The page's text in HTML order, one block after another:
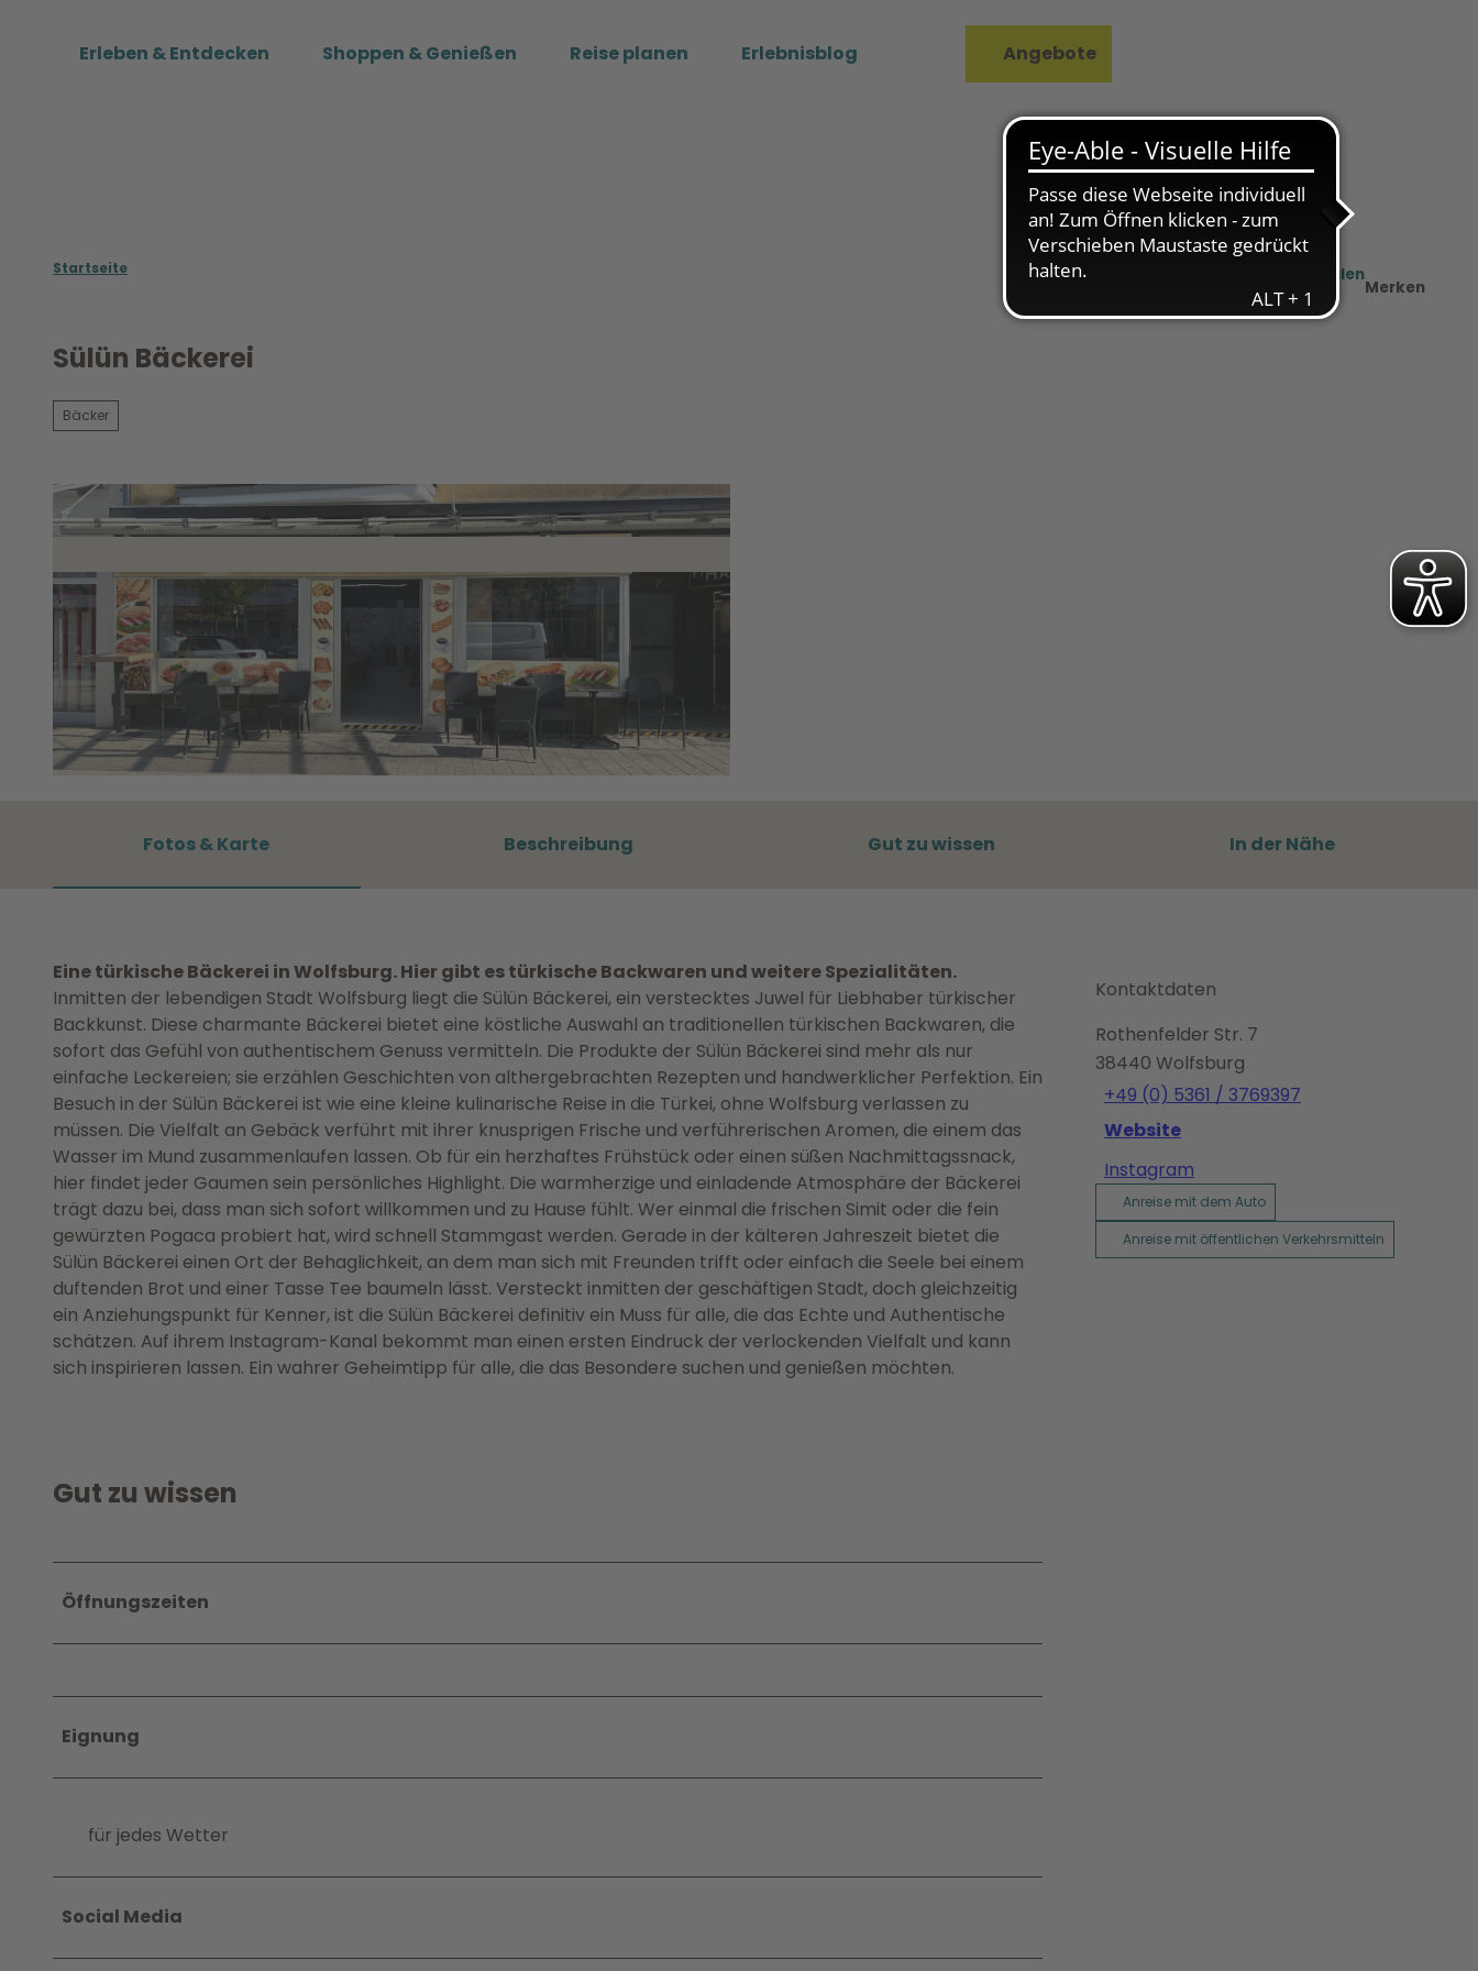
Erleben & Entdecken Shoppen & Genießen Reise planen Erlebnisblog Angebote
Startseite
PDF
Teilen
Merken
Sülün Bäckerei
Bäcker
Fotos & Karte Beschreibung Gut zu wissen In der Nähe
Eine türkische Bäckerei in Wolfsburg. Hier gibt es türkische Backwaren und weitere Spezialitäten.
Inmitten der lebendigen Stadt Wolfsburg liegt die Sülün Bäckerei, ein verstecktes Juwel für Liebhaber türkischer
Backkunst. Diese charmante Bäckerei bietet eine köstliche Auswahl an traditionellen türkischen Backwaren, die
sofort das Gefühl von authentischem Genuss vermitteln. Die Produkte der Sülün Bäckerei sind mehr als nur
einfache Leckereien; sie erzählen Geschichten von althergebrachten Rezepten und handwerklicher Perfektion. Ein
Besuch in der Sülün Bäckerei ist wie eine kleine kulinarische Reise in die Türkei, ohne Wolfsburg verlassen zu
müssen. Die Vielfalt an Gebäck verführt mit ihrer knusprigen Frische und verführerischen Aromen, die einem das
Wasser im Mund zusammenlaufen lassen. Ob für ein herzhaftes Frühstück oder einen süßen Nachmittagssnack,
hier findet jeder Gaumen sein persönliches Highlight. Die warmherzige und einladende Atmosphäre der Bäckerei
trägt dazu bei, dass man sich sofort willkommen und zu Hause fühlt. Wer einmal die frischen Simit oder die fein
gewürzten Pogaca probiert hat, wird schnell Stammgast werden. Gerade in der kälteren Jahreszeit bietet die
Sülün Bäckerei einen Ort der Behaglichkeit, an dem man sich mit Freunden trifft oder einfach die Seele bei einem
duftenden Brot und einer Tasse Tee baumeln lässt. Versteckt inmitten der geschäftigen Stadt, doch gleichzeitig
ein Anziehungspunkt für Kenner, ist die Sülün Bäckerei definitiv ein Muss für alle, die das Echte und Authentische
schätzen. Auf ihrem Instagram-Kanal bekommt man einen ersten Eindruck der verlockenden Vielfalt und kann
sich inspirieren lassen. Ein wahrer Geheimtipp für alle, die das Besondere suchen und genießen möchten.
Gut zu wissen
Öffnungszeiten
Eignung
für jedes Wetter
Social Media
Kontaktdaten
Rothenfelder Str. 7
38440 Wolfsburg
+49 (0) 5361 / 3769397
Website
Instagram
Anreise mit dem Auto
Anreise mit öffentlichen Verkehrsmitteln